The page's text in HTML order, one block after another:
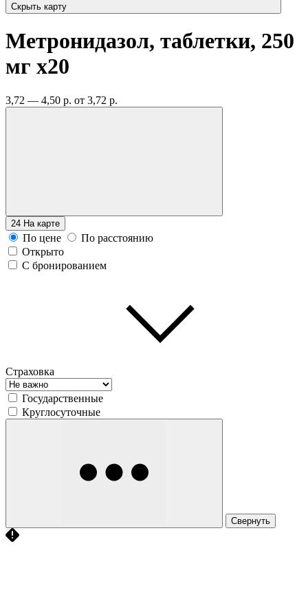
Скрыть карту
Метронидазол, таблетки, 250
мг x20
3,72 — 4,50 р. от 3,72 р.
24 На карте
По цене
По расстоянию
Открыто
С бронированием
Страховка
Государственные
Круглосуточные
Свернуть